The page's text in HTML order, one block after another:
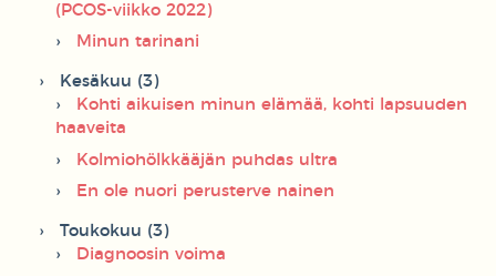
(PCOS-viikko 2022)
Minun tarinani
Kesäkuu (3)
Kohti aikuisen minun elämää, kohti lapsuuden
haaveita
Kolmiohölkkääjän puhdas ultra
En ole nuori perusterve nainen
Toukokuu (3)
Diagnoosin voima